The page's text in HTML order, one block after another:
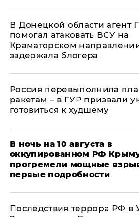
В Донецкой области агент
помогал атаковать ВСУ на
Краматорском
задержала блогера
Россия перевыполнила
ракетам – в ГУР призвали
готовиться к худшему
В ночь на 10 августа в
оккупированном РФ
прогремели мощные
первые подробности
Последствия террора РФ в